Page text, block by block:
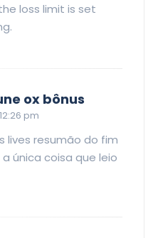
loss limit is set
ox bônus
pm
lives resumão do fim
única coisa que leio